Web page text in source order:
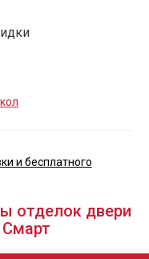
и бесплатного
отделок двери